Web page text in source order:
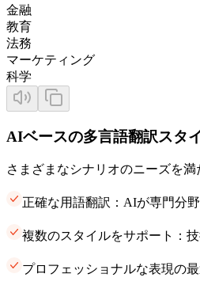
金融
教育
法務
マーケティング
科学
AIベースの多言語翻訳スタ
さまざまなシナリオのニーズを
正確な用語翻訳：AIが専門分
複数のスタイルをサポート：
プロフェッショナルな表現の